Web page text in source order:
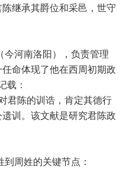
继承其爵位和采邑，世守
河南洛阳），负责管理
命体现了他在西周初期政
载：
君陈的训诰，肯定其德行
训。该文献是研究君陈政
周姓的关键节点：